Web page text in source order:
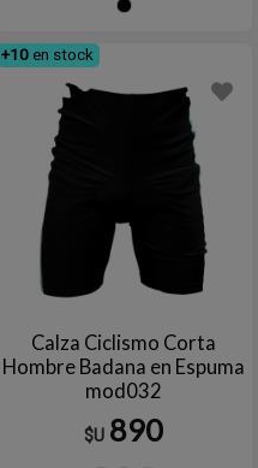
+10 en stock
Calza Ciclismo Corta
Hombre Badana en Espuma
mod032
$U 890